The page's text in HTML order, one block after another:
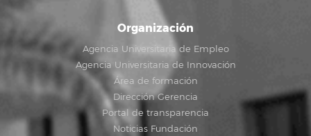
Organización
Agencia Universitaria de Empleo
Agencia Universitaria de Innovación
Área de formación
Dirección Gerencia
Portal de transparencia
Noticias Fundación